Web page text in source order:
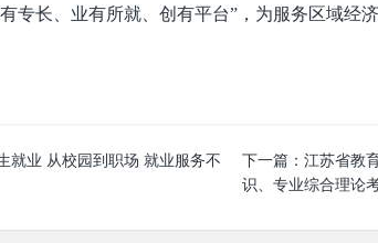
专长、业有所就、创有平台”，为服务区域经
就业 从校园到职场 就业服务不
下一篇： 江苏省教
识、专业综合理论